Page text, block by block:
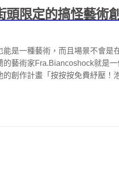
頭限定的搞怪藝術
能是一種藝術，而且場景不會是
的藝術家Fra.Biancoshock就是
創作計畫「按按按免費紓壓！